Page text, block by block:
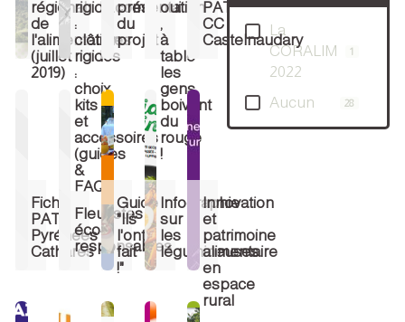
La
CORALIM
2022
1
Aucun 28
régional
de
l'alimentation
(juillet
2019)
rigide.com
:
clôtures
rigides
:
choix,
kits
et
accessoires
(guides
&
FAQ)
présentation
du
projet
oui
,
à
table
les
gens
boivent
du
rouge
!
PAT
CC
Castelnaudary
Fiche
PAT
Pyrénées
Cathares
Fleuristes
éco-
responsables
Guide
"Ils
l'ont
fait
!"
Infographie
sur
les
légumineuses
Innovation
et
patrimoine
alimentaire
en
espace
rural